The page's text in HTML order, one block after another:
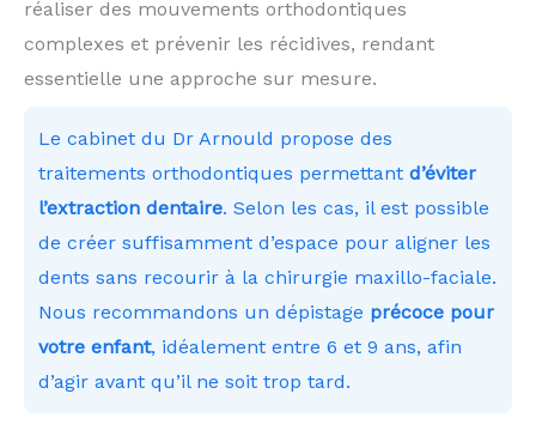
réaliser des mouvements orthodontiques
complexes et prévenir les récidives, rendant
essentielle une approche sur mesure.
Le cabinet du Dr Arnould propose des
traitements orthodontiques permettant d’éviter
l’extraction dentaire. Selon les cas, il est possible
de créer suffisamment d’espace pour aligner les
dents sans recourir à la chirurgie maxillo-faciale.
Nous recommandons un dépistage précoce pour
votre enfant, idéalement entre 6 et 9 ans, afin
d’agir avant qu’il ne soit trop tard.